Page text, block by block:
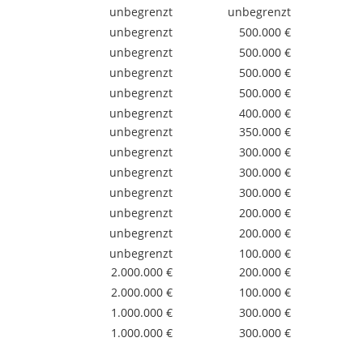
unbegrenzt
unbegrenzt
unbegrenzt
500.000 €
unbegrenzt
500.000 €
unbegrenzt
500.000 €
unbegrenzt
500.000 €
unbegrenzt
400.000 €
unbegrenzt
350.000 €
unbegrenzt
300.000 €
unbegrenzt
300.000 €
unbegrenzt
300.000 €
unbegrenzt
200.000 €
unbegrenzt
200.000 €
unbegrenzt
100.000 €
2.000.000 €
200.000 €
2.000.000 €
100.000 €
1.000.000 €
300.000 €
1.000.000 €
300.000 €